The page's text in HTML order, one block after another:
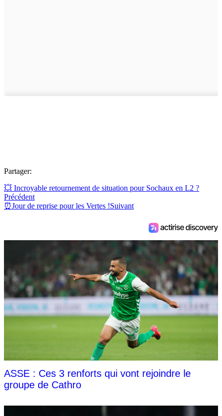
Partager:
💥 Incroyable retournement de situation pour Sochaux en L2 ?
Précédent
⏰Jour de reprise pour les Vertes !Suivant
ASSE : Ces 3 renforts qui vont rejoindre le
groupe de Cathro